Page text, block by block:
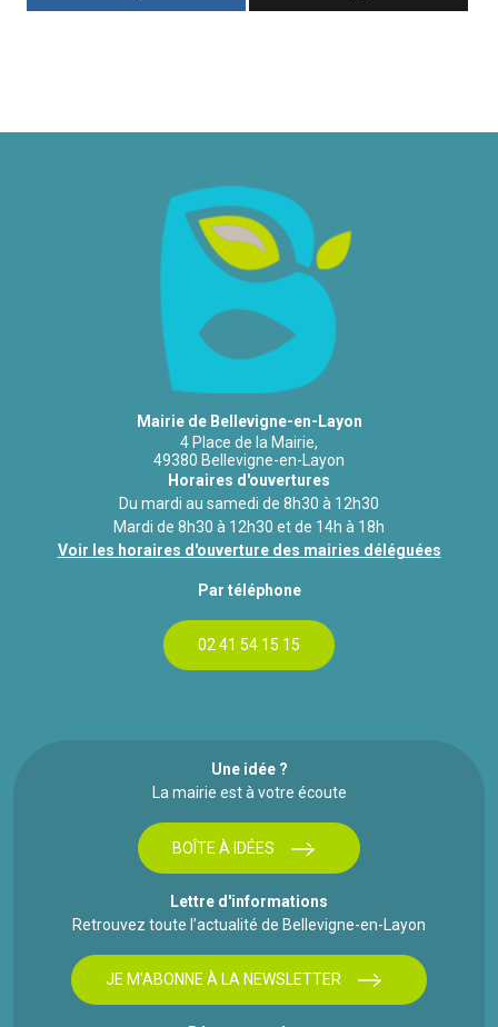
Mairie de Bellevigne-en-Layon
4 Place de la Mairie,
49380 Bellevigne-en-Layon
Horaires d'ouvertures
Du mardi au samedi de 8h30 à 12h30
Mardi de 8h30 à 12h30 et de 14h à 18h
Voir les horaires d'ouverture des mairies déléguées
Par téléphone
02 41 54 15 15
Une idée ?
La mairie est à votre écoute
BOÎTE À IDÉES
Lettre d'informations
Retrouvez toute l’actualité de Bellevigne-en-Layon
JE M'ABONNE À LA NEWSLETTER